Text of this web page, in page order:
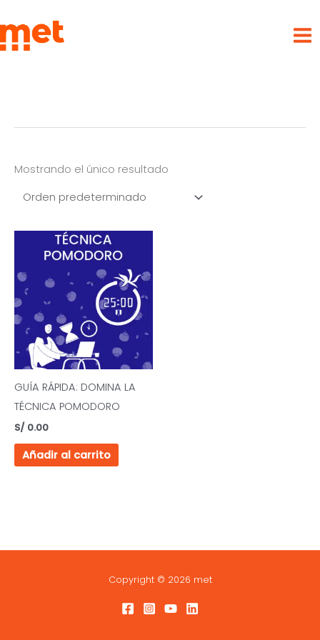
al
contenido
Mostrando el único resultado
GUÍA RÁPIDA: DOMINA LA
TÉCNICA POMODORO
S/ 0.00
Añadir al carrito
Copyright © 2026 met